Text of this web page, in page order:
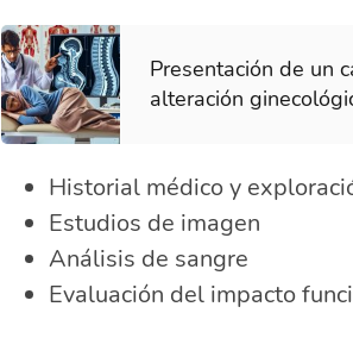
Presentación de un
alteración
Historial médico y
Estudios de imagen
Análisis de sangre
Evaluación del impacto